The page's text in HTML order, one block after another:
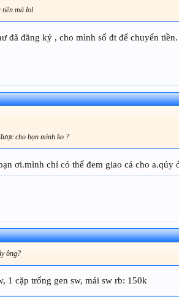
tiên mà lol
đã đăng ký , cho mình số đt để chuyển tiền.
cho bọn mình ko ?
ơi.mình chỉ có thể đem giao cá cho a.qúy
ông?
1 cặp trống gen sw, mái sw rb: 150k